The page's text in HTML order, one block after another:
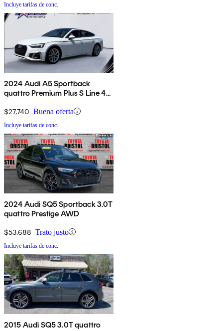
Incluye tarifas de conc.
2024 Audi A5 Sportback
quattro Premium Plus S Line 45
$27,740 Buena oferta
Incluye tarifas de conc.
2024 Audi SQ5 Sportback 3.0T
quattro Prestige AWD
$53,688 Trato justo
Incluye tarifas de conc.
2015 Audi SQ5 3.0T quattro